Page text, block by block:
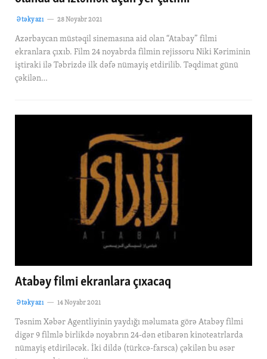
Ətəkyazı 28 Noyabr 2021
Azərbaycan müstəqil sinemasına aid olan “Atabay” filmi
ekranlara çıxıb. Film 24 noyabrda filmin rejissoru Niki Kəriminin
iştiraki ilə Təbrizdə ilk dəfə nümayiş etdirilib. Təqdimat günü
çəkilən…
Atabəy filmi ekranlara çıxacaq
Ətəkyazı 14 Noyabr 2021
Təsnim Xəbər Agentliyinin yaydığı məlumata görə Atabəy filmi
digər 9 filmlə birlikdə noyabrın 24-dən etibarən kinoteatrlarda
nümayiş etdiriləcək. İki dildə (türkcə-farsca) çəkilən bu əsər